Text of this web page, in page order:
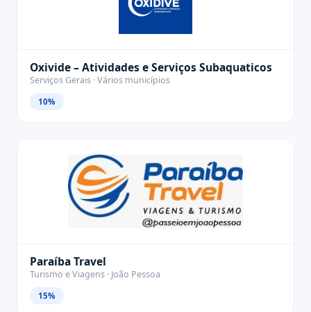
Oxivide – Atividades e Serviços Subaquaticos
Serviços Gerais · Vários municípios
10%
Paraíba Travel
Turismo e Viagens · João Pessoa
15%